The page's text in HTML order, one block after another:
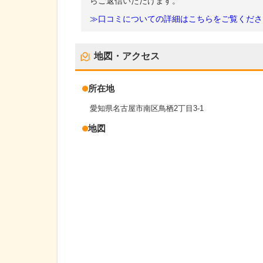
≫口コミについての詳細はこちらをご覧くだ
地図・アクセス
所在地
愛知県名古屋市南区鳥栖2丁目3-1
地図